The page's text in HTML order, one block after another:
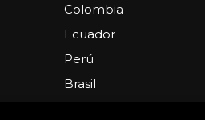
Colombia
Ecuador
Perú
Brasil